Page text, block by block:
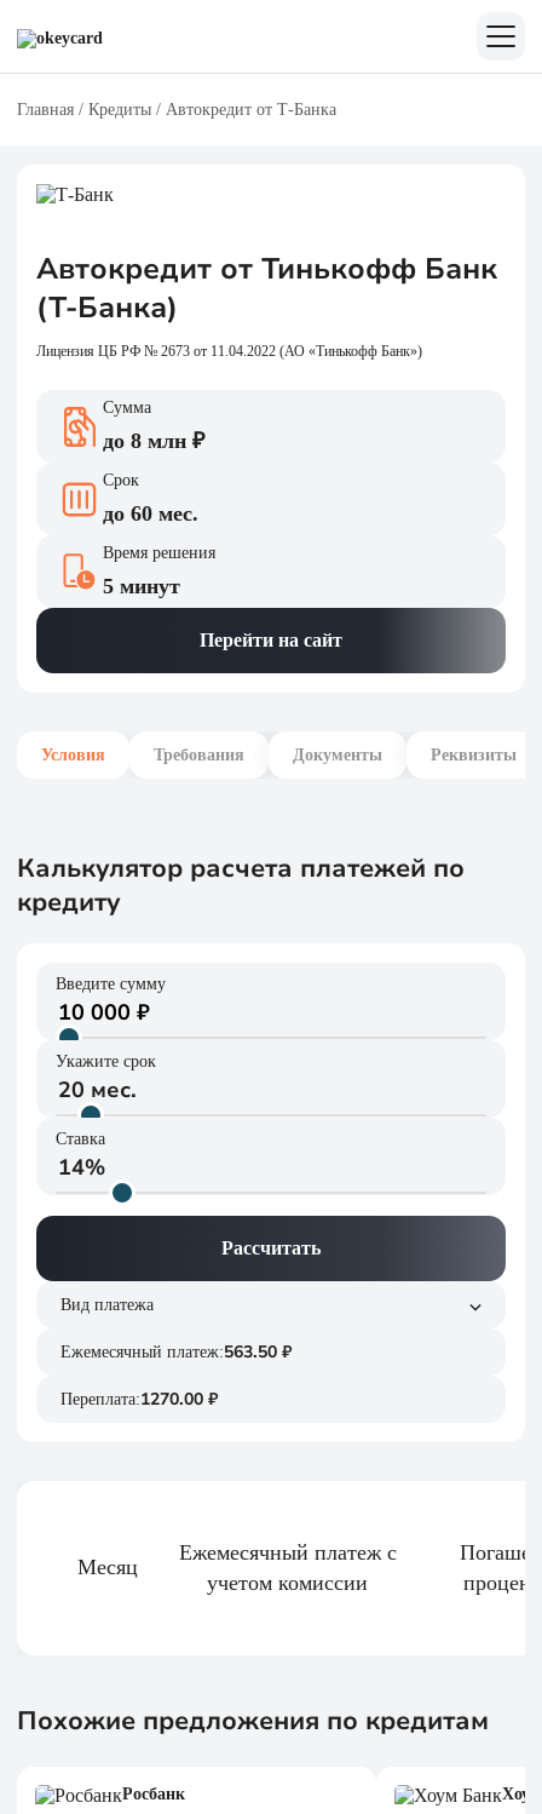
Главная / Кредиты / Автокредит от Т-Банка
Автокредит от Тинькофф Банк
(Т-Банка)
Лицензия ЦБ РФ № 2673 от 11.04.2022 (АО «Тинькофф Банк»)
Сумма
до 8 млн ₽
Срок
до 60 мес.
Время решения
5 минут
Перейти на сайт
Условия Требования Документы Реквизиты
Калькулятор расчета платежей по
кредиту
Введите сумму
Укажите срок
Ставка
Вид платежа
Аннуитетный
Дифференцированный
Ежемесячный платеж:563.50 ₽
Переплата:1270.00 ₽
Месяц
Ежемесяч­ный платеж с
учетом комиссии
Похожие предложения по кредитам
Росбанк